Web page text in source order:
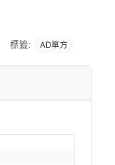
標籤: AD單方